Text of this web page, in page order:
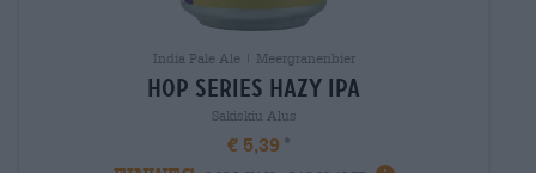
India Pale Ale | Meergranenbier
hop series hazy ipa
Sakiskiu Alus
€ 5,39